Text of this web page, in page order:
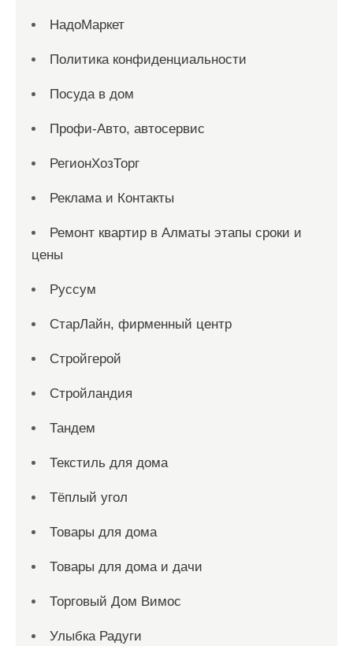
НадоМаркет
Политика конфиденциальности
Посуда в дом
Профи-Авто, автосервис
РегионХозТорг
Реклама и Контакты
Ремонт квартир в Алматы этапы сроки и
цены
Руссум
СтарЛайн, фирменный центр
Стройгерой
Стройландия
Тандем
Текстиль для дома
Тёплый угол
Товары для дома
Товары для дома и дачи
Торговый Дом Вимос
Улыбка Радуги